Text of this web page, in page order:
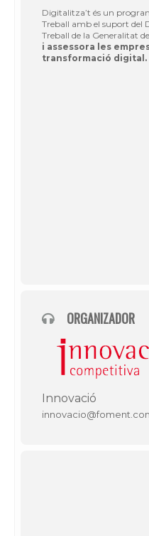
Digitalitza’t és un
Treball amb el suport del
Treball de la Generalitat
i assessora les
transformació digital.
ORGANIZADOR
Innovació